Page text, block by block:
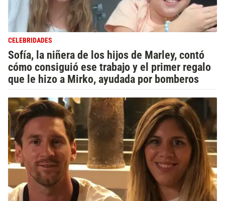
CELEBRIDADES
Sofía, la niñera de los hijos de Marley, contó
cómo consiguió ese trabajo y el primer regalo
que le hizo a Mirko, ayudada por bomberos